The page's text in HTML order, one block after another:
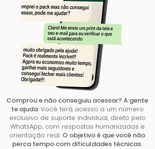
Comprou e não conseguiu acessar? A gente
te ajuda. Você terá acesso a um número
exclusivo de suporte individual, direto pelo
WhatsApp, com respostas humanizadas e
orientação real. O objetivo é que você não
perca tempo com dificuldades técnicas.